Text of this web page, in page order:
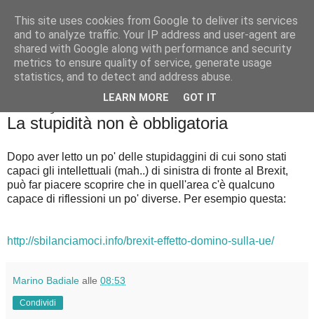
Badiale & Tringali
La stupidità non è obbligatoria
Dopo aver letto un po' delle stupidaggini di cui sono stati
capaci gli intellettuali (mah..) di sinistra di fronte al Brexit,
può far piacere scoprire che in quell'area c'è qualcuno
capace di riflessioni un po' diverse. Per esempio questa:
http://sbilanciamoci.info/brexit-effetto-domino-sulla-ue/
Marino Badiale alle 08:53
Condividi
This site uses cookies from Google to deliver its services
and to analyze traffic. Your IP address and user-agent are
shared with Google along with performance and security
metrics to ensure quality of service, generate usage
statistics, and to detect and address abuse.
LEARN MORE GOT IT